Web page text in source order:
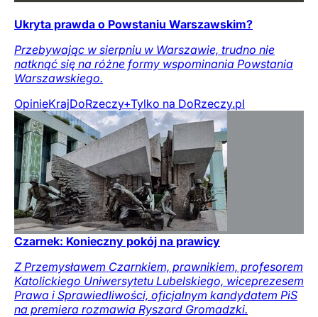
Ukryta prawda o Powstaniu Warszawskim?
Przebywając w sierpniu w Warszawie, trudno nie
natknąć się na różne formy wspominania Powstania
Warszawskiego.
OpinieKrajDoRzeczy+Tylko na DoRzeczy.pl
Czarnek: Konieczny pokój na prawicy
Z Przemysławem Czarnkiem, prawnikiem, profesorem
Katolickiego Uniwersytetu Lubelskiego, wiceprezesem
Prawa i Sprawiedliwości, oficjalnym kandydatem PiS
na premiera rozmawia Ryszard Gromadzki.